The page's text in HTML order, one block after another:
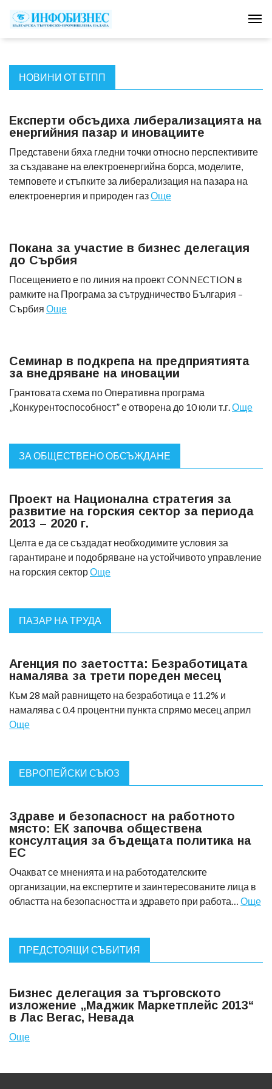
НОВИНИ ОТ БТПП
Експерти обсъдиха либерализацията на
енергийния пазар и иновациите
Представени бяха гледни точки относно перспективите
за създаване на електроенергийна борса, моделите,
темповете и стъпките за либерализация на пазара на
електроенергия и природен газОще
Покана за участие в бизнес делегация
до Сърбия
Посещението е по линия на проект CONNECTION в
рамките на Програма за сътрудничество България –
Сърбия Още
Семинар в подкрепа на предприятията
за внедряване на иновации
Грантовата схема по Оперативна програма
„Конкурентоспособност” е отворена до 10 юли т.г.Още
ЗА ОБЩЕСТВЕНО ОБСЪЖДАНЕ
Проект на Национална стратегия за
развитие на горския сектор за периода
2013 – 2020 г.
Целта е да се създадат необходимите условия за
гарантиране и подобряване на устойчивото управление
на горския секторОще
ПАЗАР НА ТРУДА
Агенция по заетостта: Безработицата
намалява за трети пореден месец
Към 28 май равнището на безработица е 11.2% и
намалява с 0.4 процентни пункта спрямо месец април
Още
ЕВРОПЕЙСКИ СЪЮЗ
Здраве и безопасност на работното
място: ЕК започва обществена
консултация за бъдещата политика на
ЕС
Очакват се мненията и на работодателските
организации, на експертите и заинтересованите лица в
областта на безопасността и здравето при работа… Още
ПРЕДСТОЯЩИ СЪБИТИЯ
Бизнес делегация за търговското
изложение „Маджик Маркетплейс 2013“
в Лас Вегас, Невада
Още